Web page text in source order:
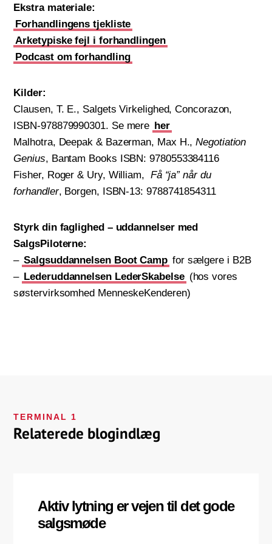
Ekstra materiale:
Forhandlingens tjekliste
Arketypiske fejl i forhandlingen
Podcast om forhandling
Kilder:
Clausen, T. E., Salgets Virkelighed, Concorazon,
ISBN-978879990301. Se mere her
Malhotra, Deepak & Bazerman, Max H.,Negotiation
Genius, Bantam Books ISBN: 9780553384116
Fisher, Roger & Ury, William, Få “ja” når du
forhandler, Borgen, ISBN-13: 9788741854311
Styrk din faglighed – uddannelser med
SalgsPiloterne:
– Salgsuddannelsen Boot Camp for sælgere i B2B
– Lederuddannelsen LederSkabelse (hos vores
søstervirksomhed MenneskeKenderen)
TERMINAL 1
Relaterede blogindlæg
Aktiv lytning er vejen til det gode
salgsmøde